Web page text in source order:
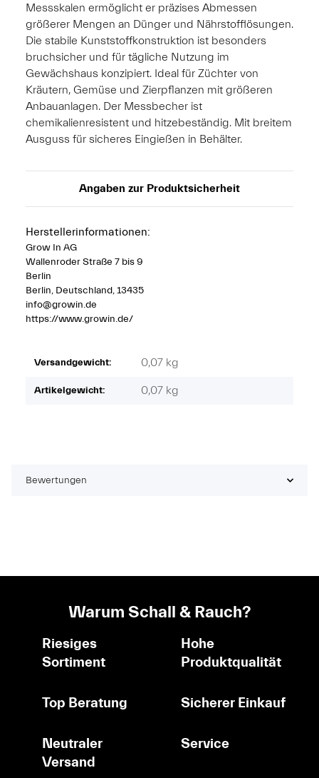
Messskalen ermöglicht er präzises Abmessen
größerer Mengen an Dünger und Nährstofflösungen.
Die stabile Kunststoffkonstruktion ist besonders
bruchsicher und für tägliche Nutzung im
Gewächshaus konzipiert. Ideal für Züchter von
Kräutern, Gemüse und Zierpflanzen mit größeren
Anbauanlagen. Der Messbecher ist
chemikalienresistent und hitzebeständig. Mit breitem
Ausguss für sicheres Eingießen in Behälter.
Angaben zur Produktsicherheit
Herstellerinformationen:
Grow In AG
Wallenroder Straße 7 bis 9
Berlin
Berlin, Deutschland, 13435
info@growin.de
https://www.growin.de/
Versandgewicht: 0,07 kg
Artikelgewicht: 0,07 kg
Bewertungen
Warum Schall & Rauch?
Riesiges
Sortiment
Hohe
Produktqualität
Top Beratung Sicherer Einkauf
Neutraler
Versand
Service